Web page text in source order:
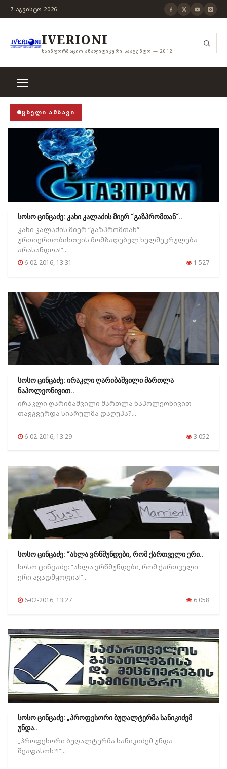
7 ᲐᲒᲕᲘᲡᲢᲝ 2026
IVERIONI
ᲡᲐᲘᲜᲤᲝᲠᲛᲐᲪᲘᲝ ᲐᲜᲐᲚᲘᲢᲘᲙᲣᲠᲘ ᲡᲐᲐᲒᲔᲜᲢᲝ — 2012
ᲪᲮᲔᲚᲘ ᲐᲛᲑᲐᲕᲘ
STOP!› როცა თვითცენზურის ჭანჭიკი მოშლილია,
სოსო ცინცაძე: კახი კალაძის მიერ “გაზპრომთან“..
კახი კალაძის მიერ “გაზპრომთან“
ურთიერთობისთვის მომზადებულ ხელშეკრულება
არასანდოა!“...
6-02-2016, 13:31 1 527
სოსო ცინცაძე: ირაკლი ღარიბაშვილი მართლა
ნაპოლეონივით..
ირაკლი ღარიბაშვილი მართლა ნაპოლეონივით
თავგვერდა სიარულმა დაღუპა?...
6-02-2016, 13:29 3 052
სოსო ცინცაძე: “ახლა ვრწმუნდები, რომ ქართველი ერი..
სოსო ცინცაძე: “ახლა ვრწმუნდები, რომ ქართველი
ერი ავადმყოფია!“...
6-02-2016, 13:27 6 058
სოსო ცინცაძე: „პროფესორი ბუღალტერმა სანიკიძემ
უნდა..
„პროფესორი ბუღალტერმა სანიკიძემ უნდა
შეაფასოს?!“...